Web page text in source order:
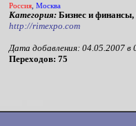
Россия Москва
Категория: Бизнес и
http://rimexpo.com
Дата добавления: 04.05.2007 в
Переходов: 75